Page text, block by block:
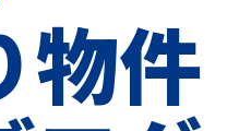
物件